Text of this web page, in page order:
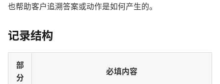
也帮助客户追溯答案或动作是如何产生的。
记录结构
部
分
必填内容